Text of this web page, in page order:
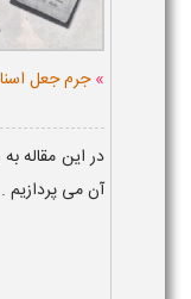
»جرم جعل
در این مقاله
آن می